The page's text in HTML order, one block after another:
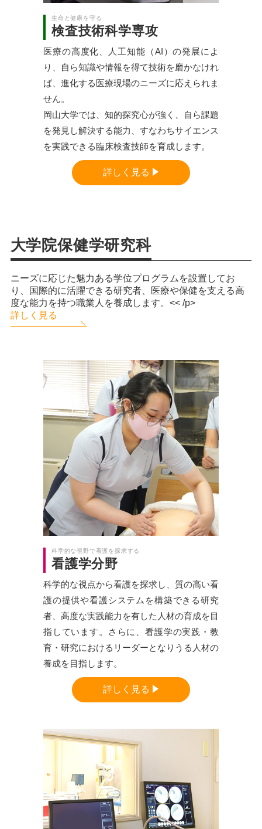
生命と健康を守る
検査技術科学専攻
医療の高度化、人工知能（AI）の発展によ
り、自ら知識や情報を得て技術を磨かなけれ
ば、進化する医療現場のニーズに応えられま
せん。
岡山大学では、知的探究心が強く、自ら課題
を発見し解決する能力、すなわちサイエンス
を実践できる臨床検査技師を育成します。
詳しく見る
大学院保健学研究科
ニーズに応じた魅力ある学位プログラムを設置してお
り、国際的に活躍できる研究者、医療や保健を支える高
度な能力を持つ職業人を養成します。<< /p>
詳しく見る
科学的な視野で看護を探求する
看護学分野
科学的な視点から看護を探求し、質の高い看
護の提供や看護システムを構築できる研究
者、高度な実践能力を有した人材の育成を目
指しています。さらに、看護学の実践・教
育・研究におけるリーダーとなりうる人材の
養成を目指します。
詳しく見る